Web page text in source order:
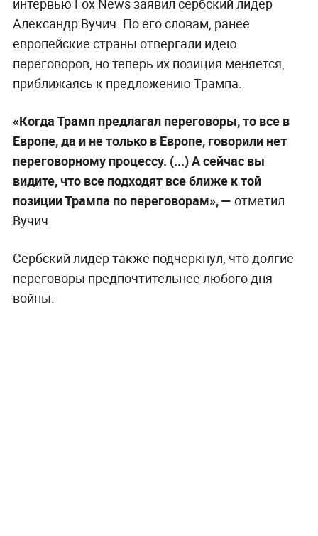
интервью Fox News заявил сербский лидер
Александр Вучич. По его словам, ранее
европейские страны отвергали идею
переговоров, но теперь их позиция меняется,
приближаясь к предложению Трампа.
«Когда Трамп предлагал переговоры, то все в
Европе, да и не только в Европе, говорили нет
переговорному процессу. (...) А сейчас вы
видите, что все подходят все ближе к той
позиции Трампа по переговорам», — отметил
Вучич.
Сербский лидер также подчеркнул, что долгие
переговоры предпочтительнее любого дня
войны.